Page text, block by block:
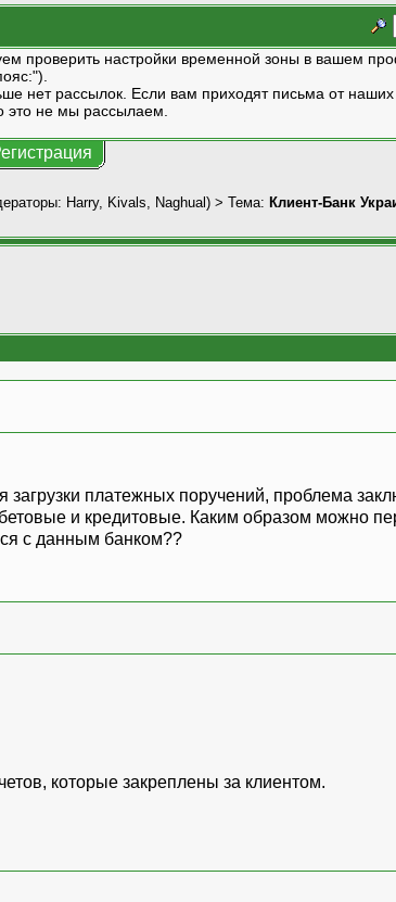
проверить настройки временной зоны в вашем
нет рассылок. Если вам приходят письма от
это не мы рассылаем.
Harry, Kivals Naghual) > Тема: Клиент-Банк
платежных поручений, проблема
и кредитовые. Каким образом можно
с данным банком??
которые закреплены за клиентом.